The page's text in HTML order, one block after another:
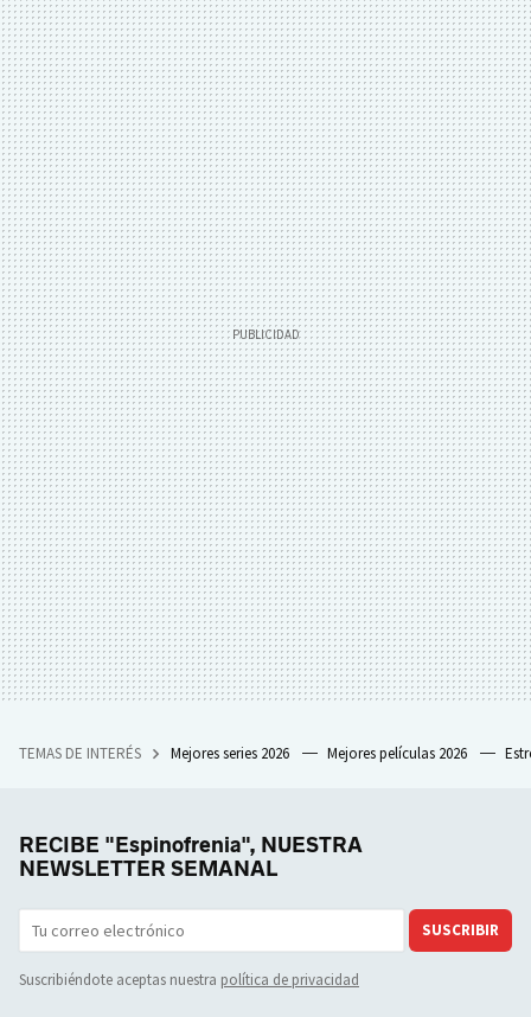
TEMAS DE INTERÉS Mejores series 2026 Mejores películas 2026
RECIBE "Espinofrenia", NUESTRA
NEWSLETTER SEMANAL
SUSCRIBIR
Suscribiéndote aceptas nuestra política de privacidad